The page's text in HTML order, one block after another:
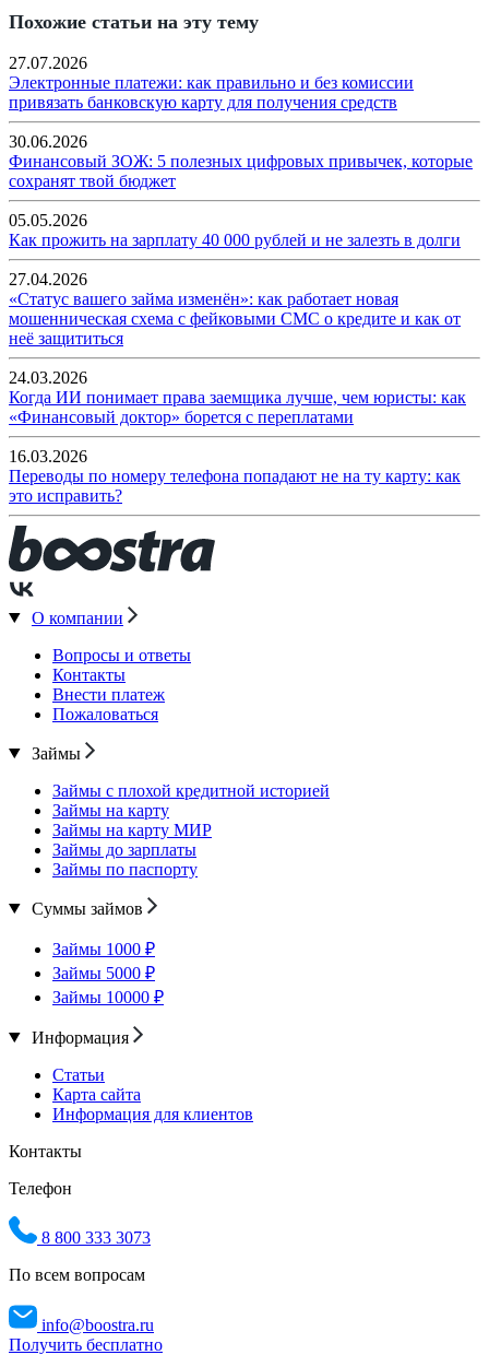
Похожие статьи на эту тему
27.07.2026
Электронные платежи: как правильно и без комиссии
привязать банковскую карту для получения средств
30.06.2026
Финансовый ЗОЖ: 5 полезных цифровых привычек, которые
сохранят твой бюджет
05.05.2026
Как прожить на зарплату 40 000 рублей и не залезть в долги
27.04.2026
«Статус вашего займа изменён»: как работает новая
мошенническая схема с фейковыми СМС о кредите и как от
неё защититься
24.03.2026
Когда ИИ понимает права заемщика лучше, чем юристы: как
«Финансовый доктор» борется с переплатами
16.03.2026
Переводы по номеру телефона попадают не на ту карту: как
это исправить?
О компании
Вопросы и ответы
Контакты
Внести платеж
Пожаловаться
Займы
Займы с плохой кредитной историей
Займы на карту
Займы на карту МИР
Займы до зарплаты
Займы по паспорту
Суммы займов
Займы 1000 ₽
Займы 5000 ₽
Займы 10000 ₽
Информация
Статьи
Карта сайта
Информация для клиентов
Контакты
Телефон
8 800 333 3073
По всем вопросам
info@boostra.ru
Получить бесплатно